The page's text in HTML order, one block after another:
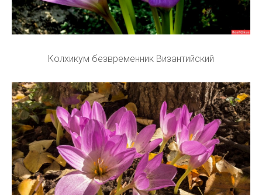
Колхикум безвременник Византийский